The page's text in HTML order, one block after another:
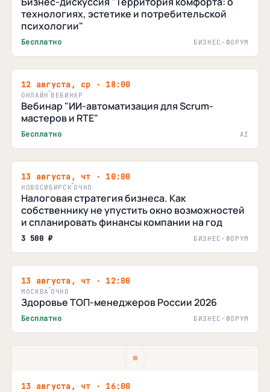
технологиях, эстетике и потребительской
психологии"
Бесплатно БИЗНЕС-ФОРУМ
12 августа, ср · 18:00
ОНЛАЙН ВЕБИНАР
Вебинар "ИИ-автоматизация для Scrum-
мастеров и RTE"
Бесплатно AI
13 августа, чт · 10:00
НОВОСИБИРСК ОЧНО
Налоговая стратегия бизнеса. Как
собственнику не упустить окно возможностей
и спланировать финансы компании на год
3 500 ₽ БИЗНЕС-ФОРУМ
13 августа, чт · 12:00
МОСКВА ОЧНО
Здоровье ТОП-менеджеров России 2026
Бесплатно БИЗНЕС-ФОРУМ
13 августа, чт · 16:00